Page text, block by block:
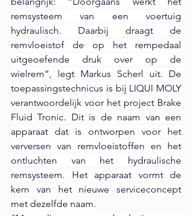
remsysteem van een voertuig
hydraulisch. Daarbij draagt de
remvloeistof de op het rempedaal
uitgeoefende druk over op de
wielrem”, legt Markus Scherl uit. De
toepassingstechnicus is bij LIQUI MOLY
verantwoordelijk voor het project Brake
Fluid Tronic. Dit is de naam van een
apparaat dat is ontworpen voor het
verversen van remvloeistoffen en het
ontluchten van het hydraulische
remsysteem. Het apparaat vormt de
kern van het nieuwe serviceconcept
met dezelfde naam.